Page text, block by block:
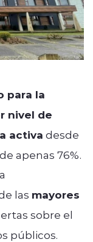
para la
nivel de
activa desde
apenas 76%.
las mayores
sobre el
públicos.